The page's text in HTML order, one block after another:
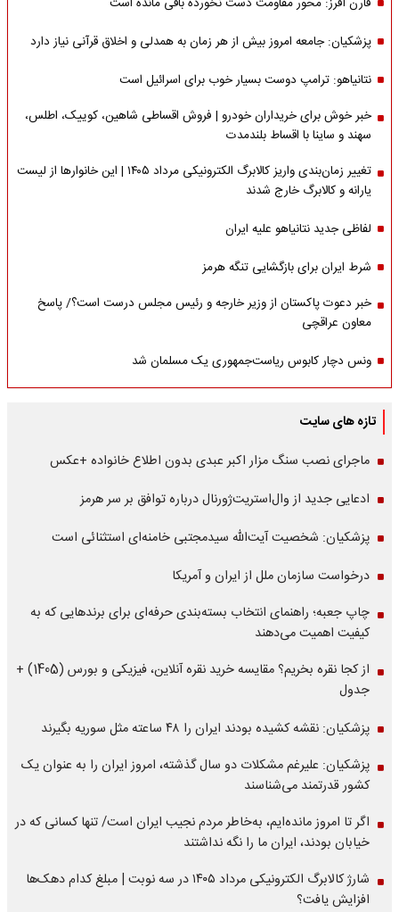
پزشکیان: جامعه امروز بیش از هر زمان به همدلی و اخلاق قرآنی نیاز دارد
نتانیاهو: ترامپ دوست بسیار خوب برای اسرائیل است
خبر خوش برای خریداران خودرو | فروش اقساطی شاهین، کوییک، اطلس،
سهند و ساینا با اقساط بلندمدت
تغییر زمان‌بندی واریز کالابرگ الکترونیکی مرداد ۱۴۰۵ | این خانوارها از لیست
یارانه و کالابرگ خارج شدند
لفاظی جدید نتانیاهو علیه ایران
شرط ایران برای بازگشایی تنگه هرمز
خبر دعوت پاکستان از وزیر خارجه و رئیس مجلس درست است؟/ پاسخ
معاون عراقچی
ونس دچار کابوس ریاست‌جمهوری یک مسلمان شد
تازه های سایت
ماجرای نصب سنگ مزار اکبر عبدی بدون اطلاع خانواده +عکس
ادعایی جدید از وال‌استریت‌ژورنال درباره توافق بر سر هرمز
پزشکیان: شخصیت آیت‌الله سیدمجتبی خامنه‌ای استثنائی است
درخواست سازمان ملل از ایران و آمریکا
چاپ جعبه؛ راهنمای انتخاب بسته‌بندی حرفه‌ای برای برندهایی که به
کیفیت اهمیت می‌دهند
از کجا نقره بخریم؟ مقایسه خرید نقره آنلاین، فیزیکی و بورس (1405) +
جدول
پزشکیان: نقشه کشیده بودند ایران را ۴۸ ساعته مثل سوریه بگیرند
پزشکیان: علیرغم مشکلات دو سال گذشته، امروز ایران را به عنوان یک
کشور قدرتمند می‌شناسند
اگر تا امروز مانده‌ایم، به‌خاطر مردم نجیب ایران است/ تنها کسانی که در
خیابان بودند، ایران ما را نگه نداشتند
شارژ کالابرگ الکترونیکی مرداد ۱۴۰۵ در سه نوبت | مبلغ کدام دهک‌ها
افزایش یافت؟